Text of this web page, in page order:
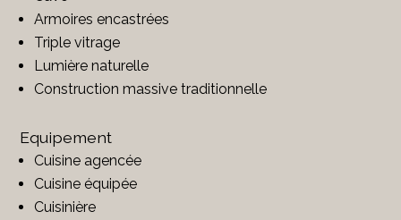
Armoires encastrées
Triple vitrage
Lumière naturelle
Construction massive traditionnelle
Equipement
Cuisine agencée
Cuisine équipée
Cuisinière